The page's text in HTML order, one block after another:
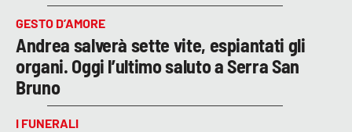
GESTO D’AMORE
Andrea salverà sette vite, espiantati gli
organi. Oggi l’ultimo saluto a Serra San
Bruno
I FUNERALI